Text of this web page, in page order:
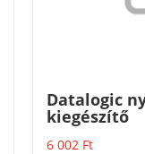
Datalogic
kiegészítő
6 002 Ft